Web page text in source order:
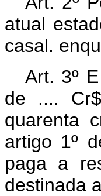
atual
casal.
Art. 3º
de ....
quarenta
artigo 1º
paga a
destinada